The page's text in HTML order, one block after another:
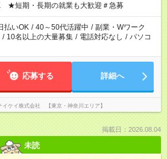
★短期・長期の就業も大歓迎＃急募
払いOK / 40～50代活躍中 / 副業・Wワーク
/ 10名以上の大量募集 / 電話対応なし / パソコ
応募する 詳細へ
イケイ株式会社 【東京・神奈川エリア】
掲載日：2026.08.04
未読